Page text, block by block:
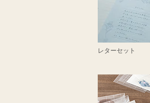
レターセット